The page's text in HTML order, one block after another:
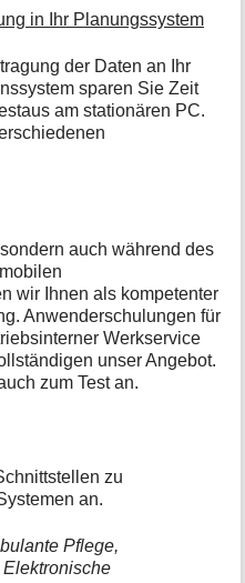
in Ihr Planungssystem
der Daten an Ihr
sparen Sie Zeit
am stationären PC.
auch während des
wir Ihnen als kompetenter
Anwenderschulungen für
Werkservice
unser Angebot.
zum Test an.
zu
an.
Pflege,